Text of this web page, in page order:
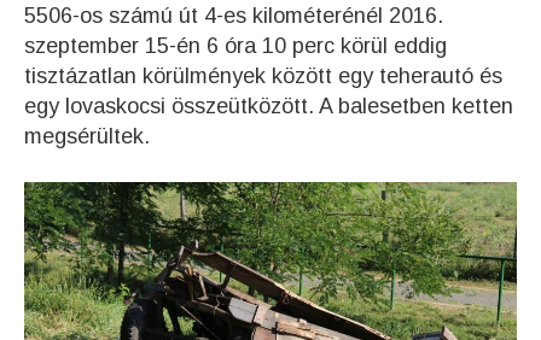
5506-os számú út 4-es kilométerénél 2016.
szeptember 15-én 6 óra 10 perc körül eddig
tisztázatlan körülmények között egy teherautó és
egy lovaskocsi összeütközött. A balesetben ketten
megsérültek.